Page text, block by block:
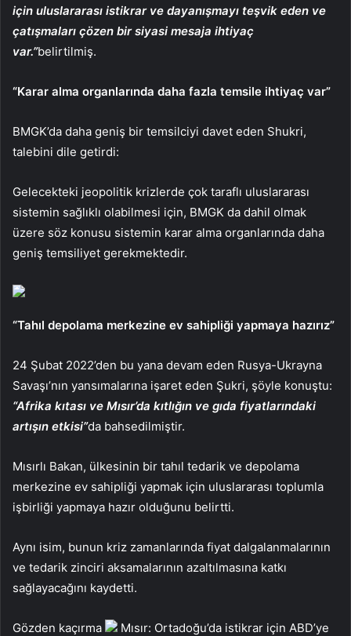
için uluslararası istikrar ve dayanışmayı teşvik eden ve
çatışmaları çözen bir siyasi mesaja ihtiyaç
var.”belirtilmiş.
“Karar alma organlarında daha fazla temsile ihtiyaç var”
BMGK’da daha geniş bir temsilciyi davet eden Shukri,
talebini dile getirdi:
Gelecekteki jeopolitik krizlerde çok taraflı uluslararası
sistemin sağlıklı olabilmesi için, BMGK da dahil olmak
üzere söz konusu sistemin karar alma organlarında daha
geniş temsiliyet gerekmektedir.
“Tahıl depolama merkezine ev sahipliği yapmaya hazırız”
24 Şubat 2022’den bu yana devam eden Rusya-Ukrayna
Savaşı’nın yansımalarına işaret eden Şukri, şöyle konuştu:
“Afrika kıtası ve Mısır’da kıtlığın ve gıda fiyatlarındaki
artışın etkisi”da bahsedilmiştir.
Mısırlı Bakan, ülkesinin bir tahıl tedarik ve depolama
merkezine ev sahipliği yapmak için uluslararası toplumla
işbirliği yapmaya hazır olduğunu belirtti.
Aynı isim, bunun kriz zamanlarında fiyat dalgalanmalarının
ve tedarik zinciri aksamalarının azaltılmasına katkı
sağlayacağını kaydetti.
Gözden kaçırma
Mısır: Ortadoğu’da istikrar için ABD’ye